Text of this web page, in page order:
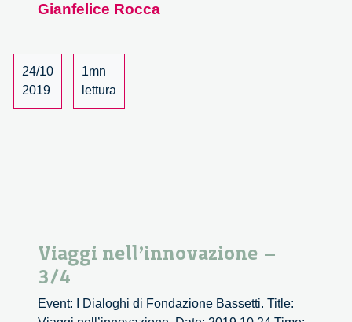
4/4
Gianfelice Rocca
24/10
2019
1mn
lettura
Viaggi nell’innovazione –
3/4
Event: I Dialoghi di Fondazione Bassetti. Title: